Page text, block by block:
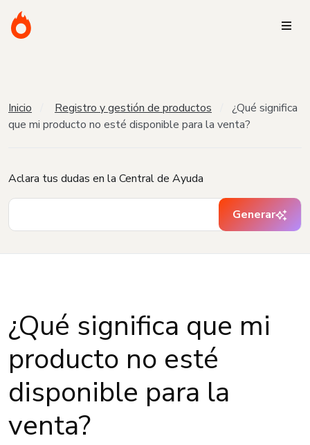
Inicio Registro y gestión de productos
¿Qué significa
que mi producto no esté disponible para la venta?
Aclara tus dudas en la Central de Ayuda
Generar
¿Qué significa que mi
producto no esté
disponible para la
venta?